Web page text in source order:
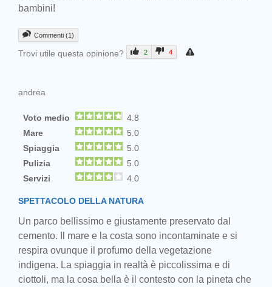
bambini!
Commenti (1)
Trovi utile questa opinione? 2 4
andrea
Voto medio
4.8
Mare
5.0
Spiaggia
5.0
Pulizia
5.0
Servizi
4.0
SPETTACOLO DELLA NATURA
Un parco bellissimo e giustamente preservato dal
cemento. Il mare e la costa sono incontaminate e si
respira ovunque il profumo della vegetazione
indigena. La spiaggia in realtà è piccolissima e di
ciottoli, ma la cosa bella è il contesto con la pineta che